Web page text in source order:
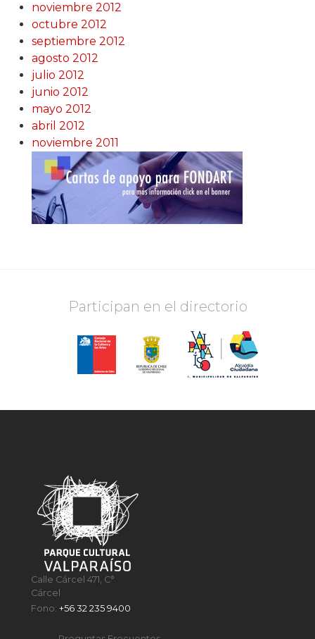
noviembre 2012
octubre 2012
septiembre 2012
agosto 2012
julio 2012
junio 2012
mayo 2012
abril 2012
noviembre 2011
Participan en el directorio
Calle Cárcel 471, C°
Cárcel
Fono:+56 32 235 9400